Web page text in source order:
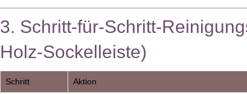
3.
Holz‑Sockelleiste)
Schritt Aktion